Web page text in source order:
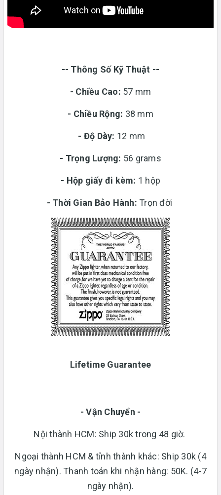
-- Thông Số Kỹ Thuật --
- Chiều Cao: 57 mm
- Chiều Rộng: 38 mm
- Độ Dày: 12 mm
- Trọng Lượng: 56 grams
- Hộp giấy đi kèm: 1 hộp
- Thời Gian Bảo Hành: Trọn đời
Lifetime Guarantee
- Vận Chuyển -
Nội thành HCM: Ship 30k trong 48 giờ.
Ngoại thành HCM & tỉnh thành khác: Ship 30k (4
ngày nhận). Thanh toán khi nhận hàng: 50K. (4-7
ngày nhận).